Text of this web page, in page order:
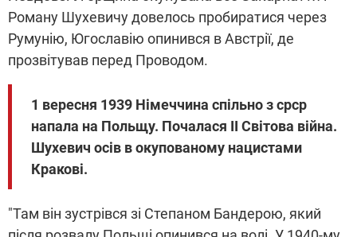
Роману Шухевичу довелось пробиратися через
Румунію, Югославію опинився в Австрії, де
прозвітував перед Проводом.
1 вересня 1939 Німеччина спільно з срср
напала на Польщу. Почалася ІІ Світова війна.
Шухевич осів в окупованому нацистами
Кракові.
"Там він зустрівся зі Степаном Бандерою, який